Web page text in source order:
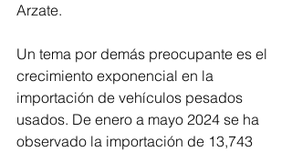
Arzate.
Un tema por demás preocupante es el
crecimiento exponencial en la
importación de vehículos pesados
usados. De enero a mayo 2024 se ha
observado la importación de 13,743